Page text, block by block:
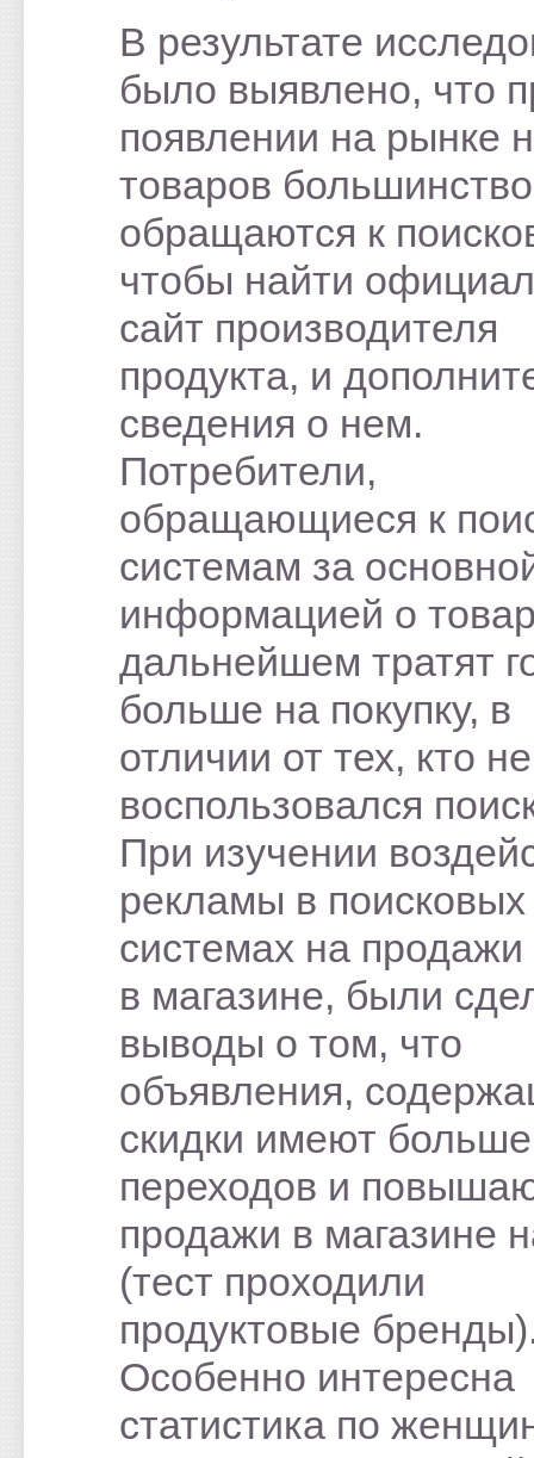
В результате
было выявлено, что
появлении на рынке
товаров
обращаются к
чтобы найти
сайт производителя
продукта, и
сведения о нем.
Потребители,
обращающиеся к
системам за
информацией о
дальнейшем тратят
больше на покупку, в
отличии от тех, кто не
воспользовался
При изучении
рекламы в поисковых
системах на продажи
в магазине, были
выводы о том, что
объявления,
скидки имеют больше
переходов и
продажи в магазине
(тест проходили
продуктовые
Особенно интересна
статистика по